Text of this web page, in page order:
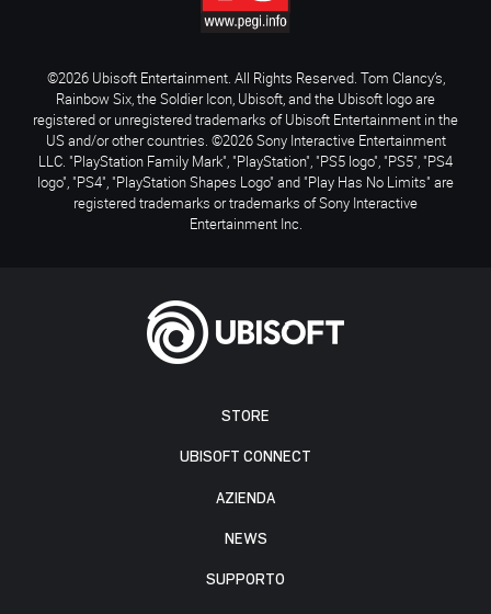
STORE
UBISOFT CONNECT
AZIENDA
NEWS
SUPPORTO
©2026 Ubisoft Entertainment. All Rights Reserved. Tom Clancy’s,
Rainbow Six, the Soldier Icon, Ubisoft, and the Ubisoft logo are
registered or unregistered trademarks of Ubisoft Entertainment in the
US and/or other countries. ©2026 Sony Interactive Entertainment
LLC. "PlayStation Family Mark", "PlayStation", "PS5 logo", "PS5", "PS4
logo", "PS4", "PlayStation Shapes Logo" and "Play Has No Limits" are
registered trademarks or trademarks of Sony Interactive
Entertainment Inc.